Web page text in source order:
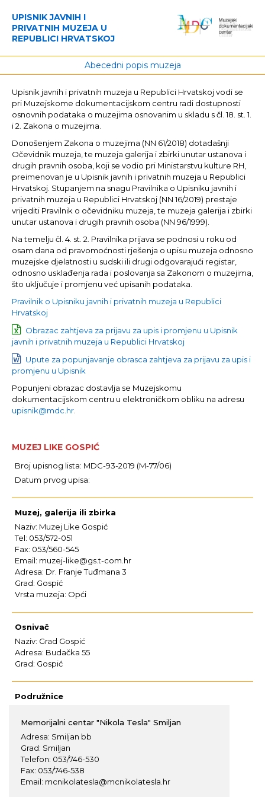
UPISNIK JAVNIH I
PRIVATNIH MUZEJA U
REPUBLICI HRVATSKOJ
Abecedni popis muzeja
Upisnik javnih i privatnih muzeja u Republici Hrvatskoj vodi se
pri Muzejskome dokumentacijskom centru radi dostupnosti
osnovnih podataka o muzejima osnovanim u skladu s čl. 18. st. 1.
i 2. Zakona o muzejima.
Donošenjem Zakona o muzejima (NN 61/2018) dotadašnji
Očevidnik muzeja, te muzeja galerija i zbirki unutar ustanova i
drugih pravnih osoba, koji se vodio pri Ministarstvu kulture RH,
preimenovan je u Upisnik javnih i privatnih muzeja u Republici
Hrvatskoj. Stupanjem na snagu Pravilnika o Upisniku javnih i
privatnih muzeja u Republici Hrvatskoj (NN 16/2019) prestaje
vrijediti Pravilnik o očevidniku muzeja, te muzeja galerija i zbirki
unutar ustanova i drugih pravnih osoba (NN 96/1999).
Na temelju čl. 4. st. 2. Pravilnika prijava se podnosi u roku od
osam dana od pravomoćnosti rješenja o upisu muzeja odnosno
muzejske djelatnosti u sudski ili drugi odgovarajući registar,
odnosno usklađenja rada i poslovanja sa Zakonom o muzejima,
što uključuje i promjenu već upisanih podataka.
Pravilnik o Upisniku javnih i privatnih muzeja u Republici
Hrvatskoj
Obrazac zahtjeva za prijavu za upis i promjenu u Upisnik
javnih i privatnih muzeja u Republici Hrvatskoj
Upute za popunjavanje obrasca zahtjeva za prijavu za upis i
promjenu u Upisnik
Popunjeni obrazac dostavlja se Muzejskomu
dokumentacijskom centru u elektroničkom obliku na adresu
upisnik@mdc.hr
MUZEJ LIKE GOSPIĆ
Broj upisnog lista: MDC-93-2019 (M-77/06)
Datum prvog upisa:
Muzej, galerija ili zbirka
Naziv: Muzej Like Gospić
Tel: 053/572-051
Fax: 053/560-545
Email: muzej-like@gs.t-com.hr
Adresa: Dr. Franje Tuđmana 3
Grad: Gospić
Vrsta muzeja: Opći
Osnivač
Naziv: Grad Gospić
Adresa: Budačka 55
Grad: Gospić
Podružnice
Memorijalni centar "Nikola Tesla" Smiljan
Adresa: Smiljan bb
Grad: Smiljan
Telefon: 053/746-530
Fax: 053/746-538
Email: mcnikolatesla@mcnikolatesla.hr